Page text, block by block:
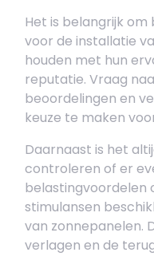
Het is belangrijk om
voor de installatie
houden met hun
reputatie. Vraag
beoordelingen en
keuze te maken
Daarnaast is het
controleren of er
belastingvoordelen
stimulansen
van zonnepanelen.
verlagen en de